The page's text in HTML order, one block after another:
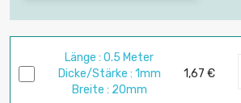
Länge : 0.5 Meter
Dicke/Stärke : 1mm
Breite : 20mm
1,67 €